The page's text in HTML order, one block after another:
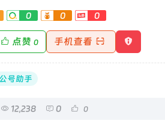
0 0 0
点赞 0 手机查看
公号助手
12,238 0 0